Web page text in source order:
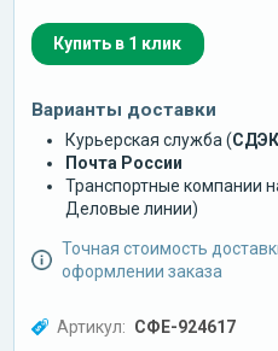
Купить в 1 клик
Варианты доставки
Курьерская служба (СДЭК
Почта России
Транспортные компании
Деловые линии)
Точная стоимость
оформлении заказа
Артикул: СФЕ-924617